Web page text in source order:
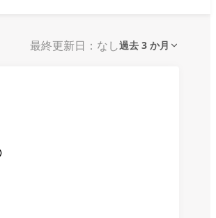
最終更新日：なし過去 3 か月